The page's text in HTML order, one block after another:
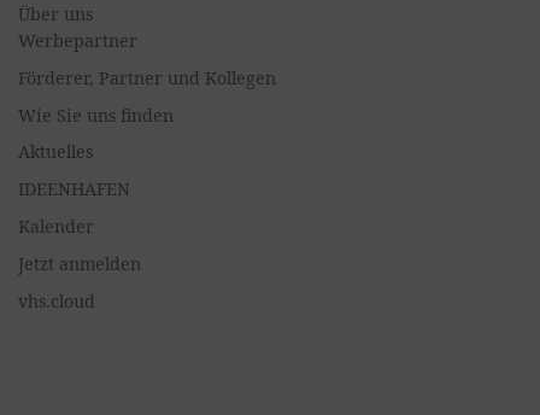
Über uns
Werbepartner
Förderer, Partner und Kollegen
Wie Sie uns finden
Aktuelles
IDEENHAFEN
Kalender
Jetzt anmelden
vhs.cloud